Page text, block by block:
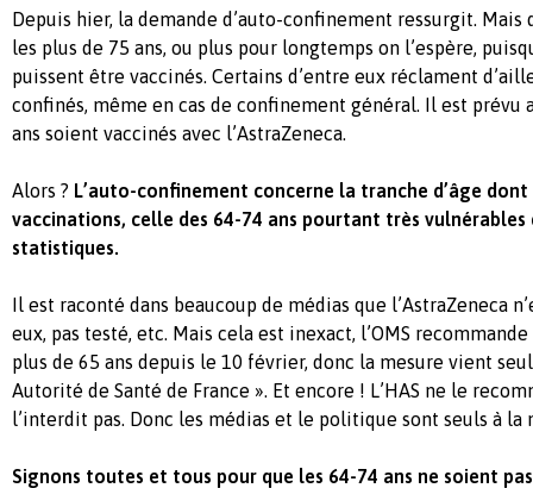
Depuis hier, la demande d’auto-confinement ressurgit. Mais
les plus de 75 ans, ou plus pour longtemps on l’espère,
puissent être vaccinés. Certains d’entre eux réclament
confinés, même en cas de confinement général. Il est prévu
ans soient vaccinés avec l’AstraZeneca.
Alors ? L’auto-confinement concerne la tranche d’âge dont
vaccinations, celle des 64-74 ans pourtant très vulnérables
statistiques.
Il est raconté dans beaucoup de médias que l’AstraZeneca
eux, pas testé, etc. Mais cela est inexact, l’OMS
plus de 65 ans depuis le 10 février, donc la mesure vient
Autorité de Santé de France ». Et encore ! L’HAS ne le
l’interdit pas. Donc les médias et le politique sont seuls à la
Signons toutes et tous pour que les 64-74 ans ne soient